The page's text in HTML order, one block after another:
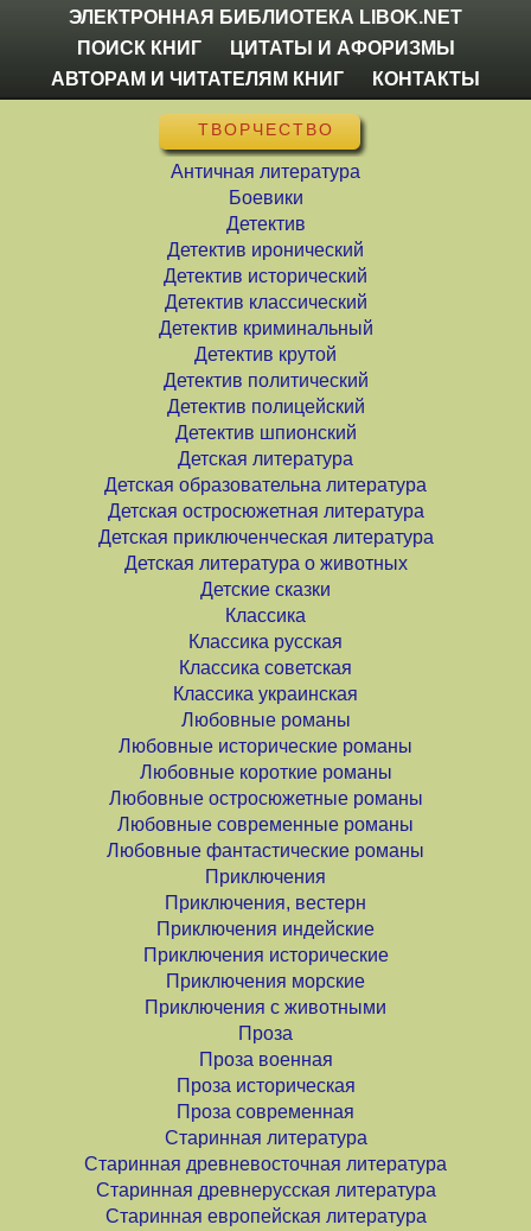
ЭЛЕКТРОННАЯ БИБЛИОТЕКА LIBOK.NET
ПОИСК КНИГ
ЦИТАТЫ И АФОРИЗМЫ
АВТОРАМ И ЧИТАТЕЛЯМ КНИГ
КОНТАКТЫ
ТВОРЧЕСТВО
Античная литература
Боевики
Детектив
Детектив иронический
Детектив исторический
Детектив классический
Детектив криминальный
Детектив крутой
Детектив политический
Детектив полицейский
Детектив шпионский
Детская литература
Детская образовательна литература
Детская остросюжетная литература
Детская приключенческая литература
Детская литература о животных
Детские сказки
Классика
Классика русская
Классика советская
Классика украинская
Любовные романы
Любовные исторические романы
Любовные короткие романы
Любовные остросюжетные романы
Любовные современные романы
Любовные фантастические романы
Приключения
Приключения, вестерн
Приключения индейские
Приключения исторические
Приключения морские
Приключения с животными
Проза
Проза военная
Проза историческая
Проза современная
Старинная литература
Старинная древневосточная литература
Старинная древнерусская литература
Старинная европейская литература